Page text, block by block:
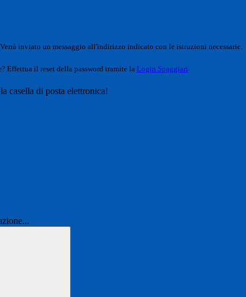
Verrà inviato un messaggio all'indirizzo indicato con le istruzioni necessarie.
Effettua il reset della password tramite la Login Spaggiari
casella di posta elettronica!